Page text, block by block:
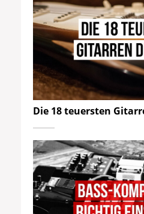
Die 18 teuersten